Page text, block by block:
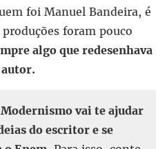
foi Manuel Bandeira, é
foram pouco
algo que redesenhava
autor.
vai te ajudar
do escritor e se